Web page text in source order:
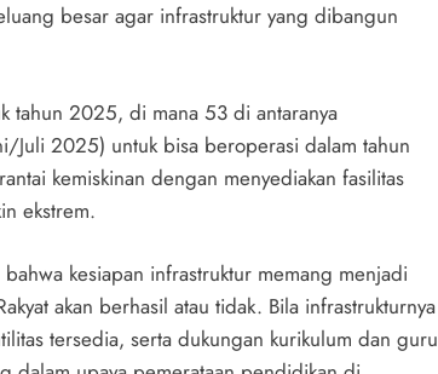
besar agar infrastruktur yang dibangun
tahun 2025, di mana 53 di antaranya
Juli 2025) untuk bisa beroperasi dalam tahun
kemiskinan dengan menyediakan fasilitas
ekstrem.
kesiapan infrastruktur memang menjadi
akan berhasil atau tidak. Bila infrastrukturnya
tersedia, serta dukungan kurikulum dan guru